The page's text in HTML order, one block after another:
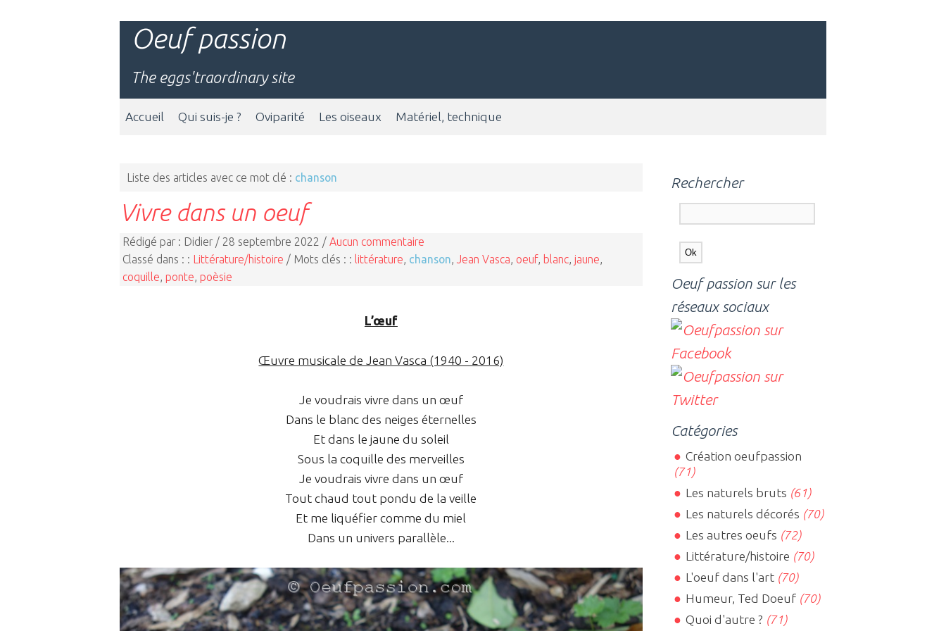
Oeuf passion
The eggs'traordinary site
Accueil Qui suis-je ? Oviparité Les oiseaux Matériel, technique
Liste des articles avec ce mot clé : chanson
Vivre dans un oeuf
Rédigé par : Didier / 28 septembre 2022 / Aucun commentaire
Classé dans : : Littérature/histoire / Mots clés : : littérature chanson Jean Vasca oeuf, blanc jaune
coquille ponte poèsie
L’œuf
Œuvre musicale de Jean Vasca (1940 - 2016)
Je voudrais vivre dans un œuf
Dans le blanc des neiges éternelles
Et dans le jaune du soleil
Sous la coquille des merveilles
Je voudrais vivre dans un œuf
Tout chaud tout pondu de la veille
Et me liquéfier comme du miel
Dans un univers parallèle...
Rechercher
Oeuf passion sur les
réseaux sociaux
Catégories
Création oeufpassion
(71)
Les naturels bruts (61)
Les naturels décorés (70)
Les autres oeufs (72)
Littérature/histoire (70)
L'oeuf dans l'art(70)
Humeur, Ted Doeuf(70)
Quoi d'autre ? (71)